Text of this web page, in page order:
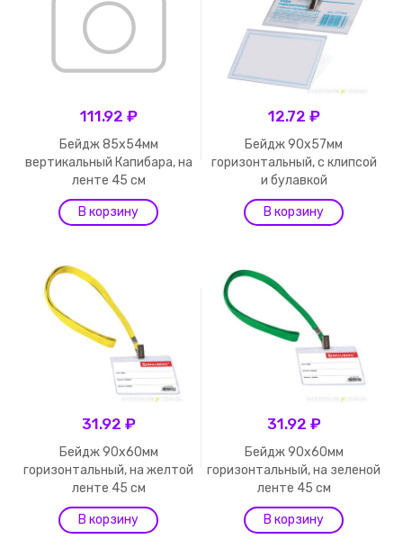
111.92 ₽
Бейдж 85х54мм
вертикальный Капибара, на
ленте 45 см
12.72 ₽
Бейдж 90х57мм
горизонтальный, с клипсой
и булавкой
31.92 ₽
Бейдж 90х60мм
горизонтальный, на желтой
ленте 45 см
31.92 ₽
Бейдж 90х60мм
горизонтальный, на зеленой
ленте 45 см